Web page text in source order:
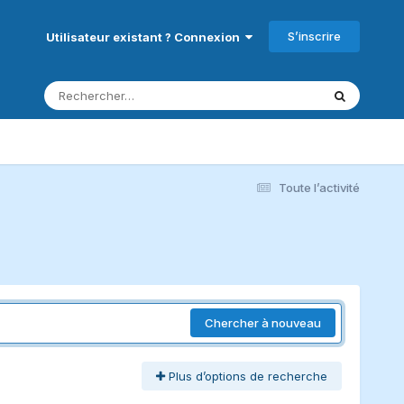
Utilisateur existant ? Connexion S’inscrire
Toute l’activité
Chercher à nouveau
Plus d’options de recherche